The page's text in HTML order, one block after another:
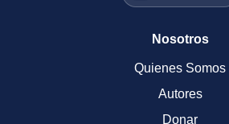
Nosotros
Quienes Somos
Autores
Donar